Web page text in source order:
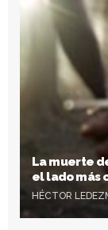
La muerte
el lado más
HÉCTOR